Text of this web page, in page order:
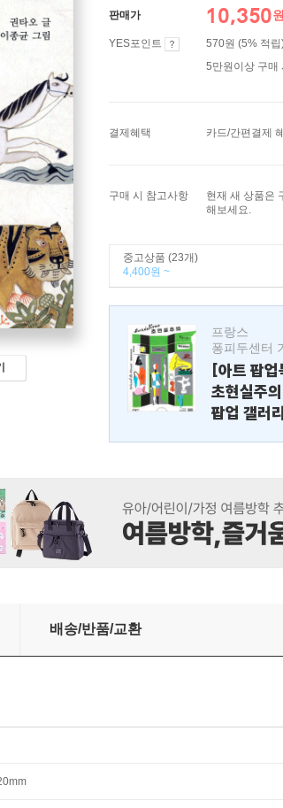
판매가 10,350원
YES포인트
570원 (5% 적립
5만원이상 구매
결제혜택 카드/간편결제
구매 시 참고사항
현재 새 상품은
해보세요.
중고상품 (23개)
4,400원 ~
프랑스
퐁피두센터
[아트 팝업
초현실주의
팝업 갤러리
배송/반품/교환